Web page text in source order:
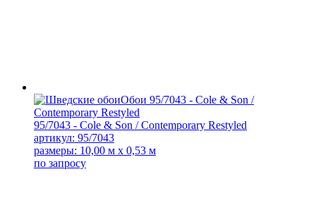
95/7043 - Cole & Son / Contemporary Restyled
артикул: 95/7043
размеры: 10,00 м x 0,53 м
по запросу